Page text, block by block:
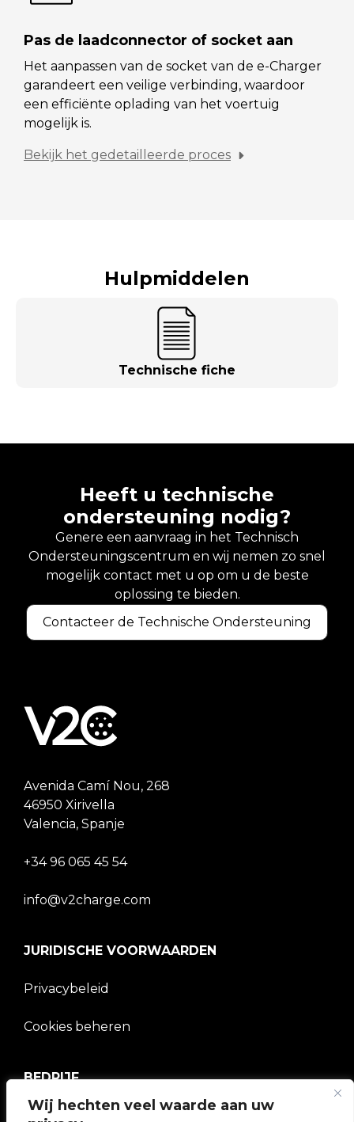
Wij hechten veel waarde aan uw
Pas de laadconnector of socket aan
Het aanpassen van de socket van de e-Charger
garandeert een veilige verbinding, waardoor
een efficiënte oplading van het voertuig
mogelijk is.
Bekijk het gedetailleerde proces
Hulpmiddelen
Technische fiche
Heeft u technische
ondersteuning nodig?
Genere een aanvraag in het Technisch
Ondersteuningscentrum en wij nemen zo snel
mogelijk contact met u op om u de beste
oplossing te bieden.
Contacteer de Technische Ondersteuning
Avenida Camí Nou, 268
46950 Xirivella
Valencia, Spanje
+34 96 065 45 54
info@v2charge.com
JURIDISCHE VOORWAARDEN
Privacybeleid
Cookies beheren
BEDRIJF
V2C Gemeenschap